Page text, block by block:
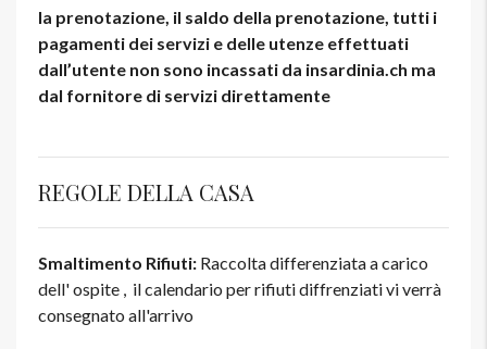
la prenotazione, il saldo della prenotazione, tutti i
pagamenti dei servizi e delle utenze effettuati
dall’utente non sono incassati da insardinia.ch ma
dal fornitore di servizi direttamente
REGOLE DELLA CASA
Smaltimento Rifiuti: Raccolta differenziata a carico
dell' ospite , il calendario per rifiuti diffrenziati vi verrà
consegnato all'arrivo